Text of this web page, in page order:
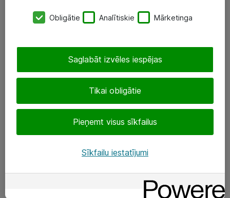
SIA „ATEA”
+(371) 67 81 90 50
eShop@atea.lv
Sekojiet mums
Obligātie Analītiskie Mārketinga
Tikai obligātie
Pieņemt visus sīkfailus
Saglabāt izvēles iespējas
Sīkfailu iestatījumi